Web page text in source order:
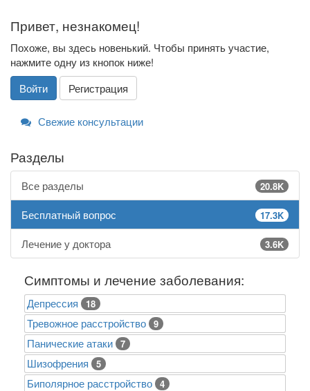
Привет, незнакомец!
Похоже, вы здесь новенький. Чтобы принять участие,
нажмите одну из кнопок ниже!
Войти
Регистрация
Свежие консультации
Разделы
Все разделы 20.8K
Бесплатный вопрос 17.3K
Лечение у доктора 3.6K
Симптомы и лечение заболевания:
Депрессия 18
Тревожное расстройство 9
Панические атаки 7
Шизофрения 5
Биполярное расстройство 4